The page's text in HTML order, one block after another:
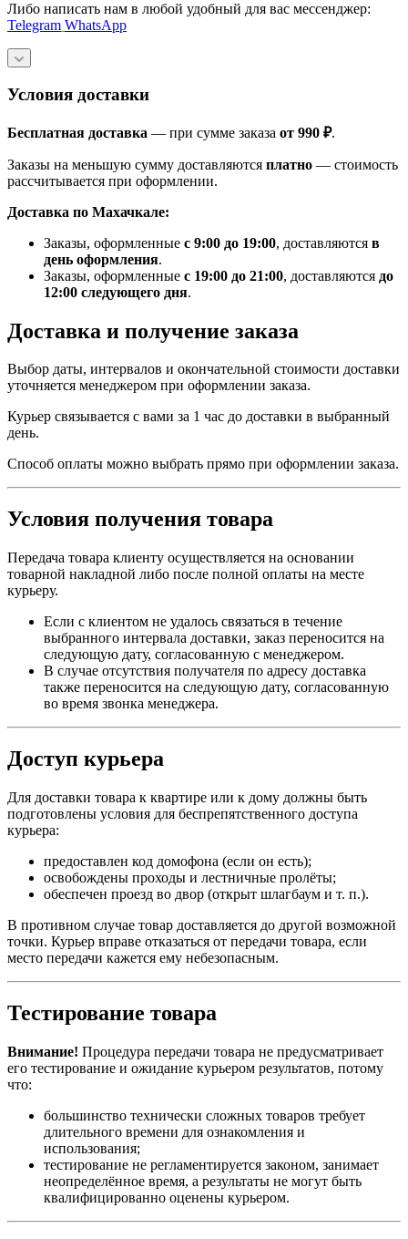
Либо написать нам в любой удобный для вас мессенджер:
Telegram WhatsApp
Условия доставки
Бесплатная доставка — при сумме заказа от 990 ₽.
Заказы на меньшую сумму доставляются платно — стоимость
рассчитывается при оформлении.
Доставка по Махачкале:
Заказы, оформленные с 9:00 до 19:00, доставляются в
день оформления.
Заказы, оформленные с 19:00 до 21:00, доставляются до
12:00 следующего дня.
Доставка и получение заказа
Выбор даты, интервалов и окончательной стоимости доставки
уточняется менеджером при оформлении заказа.
Курьер связывается с вами за 1 час до доставки в выбранный
день.
Способ оплаты можно выбрать прямо при оформлении заказа.
Условия получения товара
Передача товара клиенту осуществляется на основании
товарной накладной либо после полной оплаты на месте
курьеру.
Если с клиентом не удалось связаться в течение
выбранного интервала доставки, заказ переносится на
следующую дату, согласованную с менеджером.
В случае отсутствия получателя по адресу доставка
также переносится на следующую дату, согласованную
во время звонка менеджера.
Доступ курьера
Для доставки товара к квартире или к дому должны быть
подготовлены условия для беспрепятственного доступа
курьера:
предоставлен код домофона (если он есть);
освобождены проходы и лестничные пролёты;
обеспечен проезд во двор (открыт шлагбаум и т. п.).
В противном случае товар доставляется до другой возможной
точки. Курьер вправе отказаться от передачи товара, если
место передачи кажется ему небезопасным.
Тестирование товара
Внимание! Процедура передачи товара не предусматривает
его тестирование и ожидание курьером результатов, потому
что:
большинство технически сложных товаров требует
длительного времени для ознакомления и
использования;
тестирование не регламентируется законом, занимает
неопределённое время, а результаты не могут быть
квалифицированно оценены курьером.